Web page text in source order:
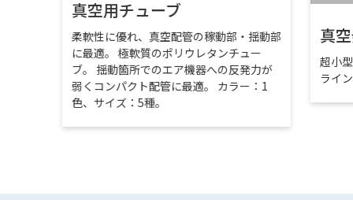
真空用チューブ
柔軟性に優れ、真空配管の稼動部・揺動部
に最適。 極軟質のポリウレタンチュー
ブ。 揺動箇所でのエア機器への反発力が
弱くコンパクト配管に最適。 カラー：1
色、サイズ：5種。
真
超小
ライ